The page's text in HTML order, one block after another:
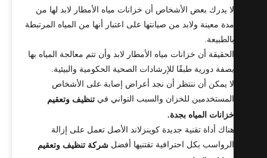
لا يدرك بعض الأشخاص أن خزانات مياه الأمطار لابد لها من
مدة معينة ولابد من صيانتها على اعتبار أنها من المياه المرتبطة
الحقيقة أن خزانات مياه الأمطار لابد وأن تتم معالجة المياه بها
بصفة دورية طبقًا للإرشادات الصحية الحكومية والبيئية.
لا يمكن أن ننتظر أن نجد أعراض إصابة على الأشخاص
المستخدمين للخزان والسبب التواني فيتنظيف وتعقيم
خزانات المياه بجدة.
هناك أداة تقنية جديدة كوينزلاند الأصل تعمل على إزالة
الرواسب بكل احترافية تقتنيها أفضلشركة تنظيف وتعقيم